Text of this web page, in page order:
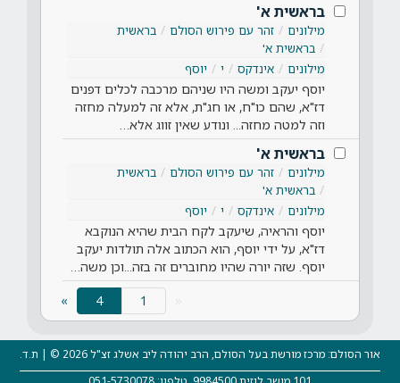
בראשית א'
מילונים זהר עם פירוש הסולם
בראשית
בראשית א'
מילונים
אינדקס י יוסף
יוסף יעקב ומשה היו שניהם מרכבה לכלים דפנים
דז"א, שהם כו"ח, או חג"ת, אלא זה למעלה מחזה
וזה למטה מחזה... ונודע שאין זווג אלא…
בראשית א'
מילונים זהר עם פירוש הסולם
בראשית
בראשית א'
מילונים
אינדקס י יוסף
יוסף והראיה, שיעקב לקח הבית שהיא הנוקבא
דז"א, על ידי יוסף, הוא הכתוב אלה תולדות יעקב
יוסף. שזה יורה שהיו מחוברים זה בזה...וכן משה…
4
»
אור הסולם: מרכז מורשת בעל הסולם, הרב יהודה ליב אשלג זצ"ל 2026 © | ת.ד.